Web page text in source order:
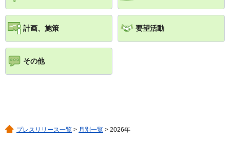
計画、施策 要望活動
その他
プレスリリース一覧 > 月別一覧 > 2026年